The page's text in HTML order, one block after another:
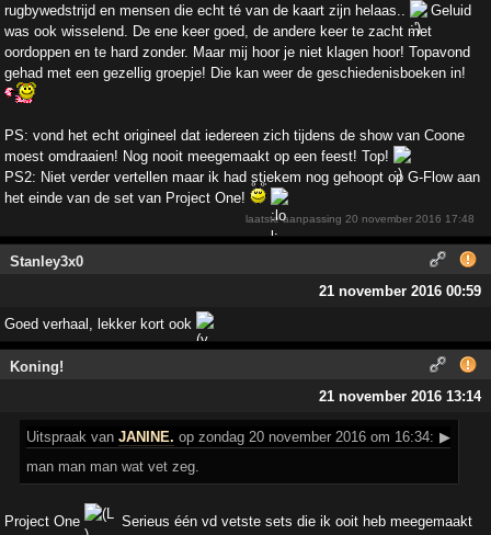
rugbywedstrijd en mensen die echt té van de kaart zijn helaas..
Geluid
was ook wisselend. De ene keer goed, de andere keer te zacht met
oordoppen en te hard zonder. Maar mij hoor je niet klagen hoor! Topavond
gehad met een gezellig groepje! Die kan weer de geschiedenisboeken in!
PS: vond het echt origineel dat iedereen zich tijdens de show van Coone
moest omdraaien! Nog nooit meegemaakt op een feest! Top!
PS2: Niet verder vertellen maar ik had stiekem nog gehoopt op G-Flow aan
het einde van de set van Project One!
laatste aanpassing20 november 2016 17:48
Stanley3x0
21 november 2016 00:59
Goed verhaal, lekker kort ook
Koning!
21 november 2016 13:14
Uitspraak vanJANINE. op zondag 20 november 2016 om 16:34: ▶
man man man wat vet zeg.
Project One
Serieus één vd vetste sets die ik ooit heb meegemaakt